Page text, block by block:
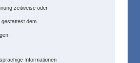
zeitweise oder
gestattest dem
Informationen